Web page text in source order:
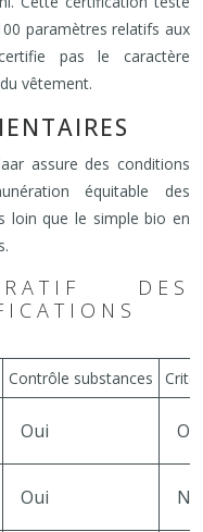
paramètres relatifs aux
pas le caractère
vêtement.
assure des conditions
équitable des
loin que le simple bio en
DES
Contrôle substances
Oui
Oui